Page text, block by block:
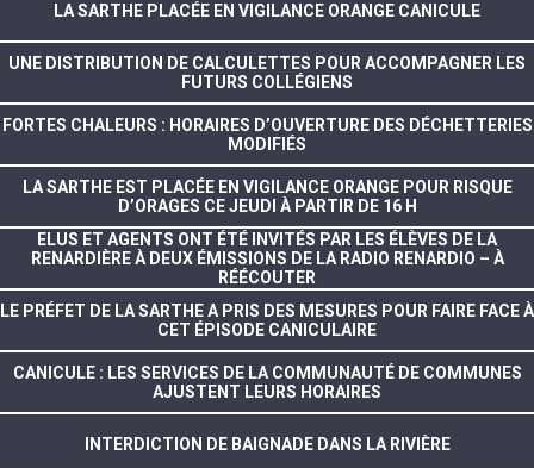
LA SARTHE PLACÉE EN VIGILANCE ORANGE CANICULE
UNE DISTRIBUTION DE CALCULETTES POUR ACCOMPAGNER LES
FUTURS COLLÉGIENS
FORTES CHALEURS : HORAIRES D’OUVERTURE DES DÉCHETTERIES
MODIFIÉS
LA SARTHE EST PLACÉE EN VIGILANCE ORANGE POUR RISQUE
D’ORAGES CE JEUDI À PARTIR DE 16 H
ELUS ET AGENTS ONT ÉTÉ INVITÉS PAR LES ÉLÈVES DE LA
RENARDIÈRE À DEUX ÉMISSIONS DE LA RADIO RENARDIO – À
RÉÉCOUTER
LE PRÉFET DE LA SARTHE A PRIS DES MESURES POUR FAIRE FACE À
CET ÉPISODE CANICULAIRE
CANICULE : LES SERVICES DE LA COMMUNAUTÉ DE COMMUNES
AJUSTENT LEURS HORAIRES
INTERDICTION DE BAIGNADE DANS LA RIVIÈRE